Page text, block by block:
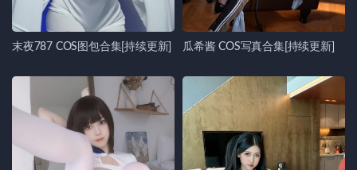
末夜787 COS图包合集[持续更新] 瓜希酱 COS写真合集[持续更新]